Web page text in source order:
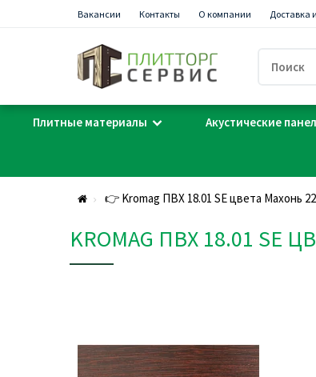
Вакансии Контакты О компании Доставка
Плитные материалы Акустические
👉 Kromag ПВХ 18.01 SЕ цвета Махонь
KROMAG ПВХ 18.01 SЕ